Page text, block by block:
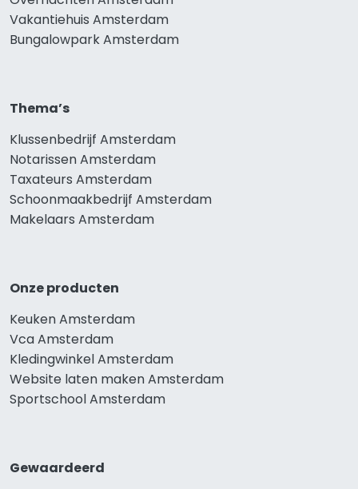
Vakantiehuis Amsterdam
Bungalowpark Amsterdam
Thema’s
Klussenbedrijf Amsterdam
Notarissen Amsterdam
Taxateurs Amsterdam
Schoonmaakbedrijf Amsterdam
Makelaars Amsterdam
Onze producten
Keuken Amsterdam
Vca Amsterdam
Kledingwinkel Amsterdam
Website laten maken Amsterdam
Sportschool Amsterdam
Gewaardeerd